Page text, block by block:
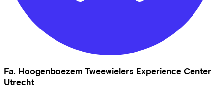
Fa. Hoogenboezem Tweewielers Experience Center
Utrecht